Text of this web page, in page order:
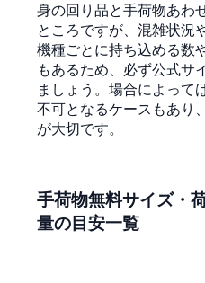
身の回り品と手荷物あわ
ところですが、混雑状況
機種ごとに持ち込める数
もあるため、必ず公式サ
ましょう。場合によって
不可となるケースもあり
が大切です。
手荷物無料サイズ・
量の目安一覧